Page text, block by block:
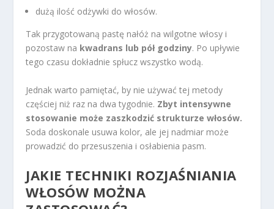
dużą ilość odżywki do włosów.
Tak przygotowaną pastę nałóż na wilgotne włosy i
pozostaw na kwadrans lub pół godziny. Po upływie
tego czasu dokładnie spłucz wszystko wodą.
Jednak warto pamiętać, by nie używać tej metody
częściej niż raz na dwa tygodnie. Zbyt intensywne
stosowanie może zaszkodzić strukturze włosów.
Soda doskonale usuwa kolor, ale jej nadmiar może
prowadzić do przesuszenia i osłabienia pasm.
JAKIE TECHNIKI ROZJAŚNIANIA
WŁOSÓW MOŻNA